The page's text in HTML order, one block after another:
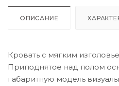
ОПИСАНИЕ
Кровать с мягким
Приподнятое над полом
габаритную модель